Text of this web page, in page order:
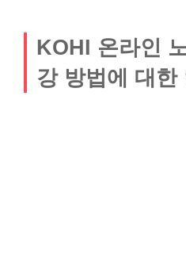
KOHI 온라인
강 방법에 대한